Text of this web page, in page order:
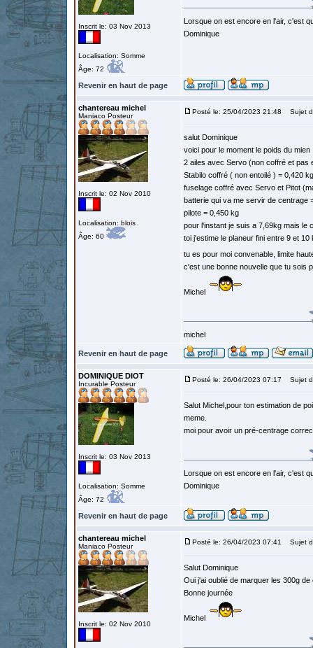
Inscrit le: 03 Nov 2013
Localisation: Somme
Âge: 72
Lorsque on est encore en l'air, c'est
Dominique
Revenir en haut de page
chantereau michel
Maniaco Posteur
Inscrit le: 02 Nov 2010
Localisation: blois
Âge: 60
Posté le: 25/04/2023 21:48 Sujet
salut Dominique
voici pour le moment le poids du mien
2 ailes avec Servo (non coffré et pas
Stabilo coffré ( non entoilé ) = 0,420 kg
fuselage coffré avec Servo et Pitot
batterie qui va me servir de centrage
pilote = 0,450 kg
pour l'instant je suis a 7,69kg mais le
toi j'estime le planeur fini entre 9 et 10
tu es pour moi convenable, limite
c'est une bonne nouvelle que tu sois
Michel
michel
Revenir en haut de page
DOMINIQUE DIOT
Incurable Posteur
Inscrit le: 03 Nov 2013
Localisation: Somme
Âge: 72
Posté le: 26/04/2023 07:17 Sujet
Salut Michel,pour ton estimation de
meme.
moi pour avoir un pré-centrage
Lorsque on est encore en l'air, c'est
Dominique
Revenir en haut de page
chantereau michel
Maniaco Posteur
Inscrit le: 02 Nov 2010
Posté le: 26/04/2023 07:41 Sujet
Salut Dominique
Oui j'ai oublié de marquer les 300g
Bonne journée
Michel